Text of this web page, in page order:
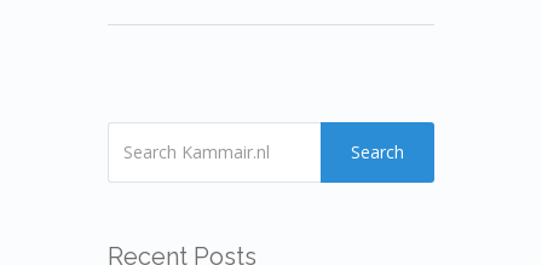
Search
Recent Posts